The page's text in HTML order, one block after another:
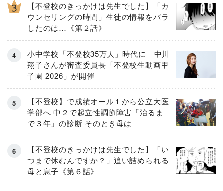
【不登校のきっかけは先生でした】「カ
ウンセリングの時間」生徒の情報をバラ
したのは…《第２話》
小中学校「不登校35万人」時代に 中川
翔子さんが審査委員長「不登校生動画甲
子園 2026」が開催
【不登校】で成績オール１から公立大医
学部へ 中２で起立性調節障害「治るま
で３年」の診断 そのとき母は
【不登校のきっかけは先生でした】「い
つまで休むんですか？」追い詰められる
母と息子《第６話》